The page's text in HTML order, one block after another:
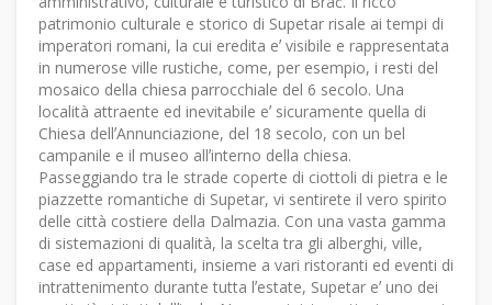
patrimonio culturale e storico di Supetar risale ai tempi di
imperatori romani, la cui eredita eʼ visibile e rappresentata
in numerose ville rustiche, come, per esempio, i resti del
mosaico della chiesa parrocchiale del 6 secolo. Una
località attraente ed inevitabile eʼ sicuramente quella di
Chiesa dellʼAnnunciazione, del 18 secolo, con un bel
campanile e il museo allʼinterno della chiesa.
Passeggiando tra le strade coperte di ciottoli di pietra e le
piazzette romantiche di Supetar, vi sentirete il vero spirito
delle città costiere della Dalmazia. Con una vasta gamma
di sistemazioni di qualità, la scelta tra gli alberghi, ville,
case ed appartamenti, insieme a vari ristoranti ed eventi di
intrattenimento durante tutta lʼestate, Supetar eʼ uno dei